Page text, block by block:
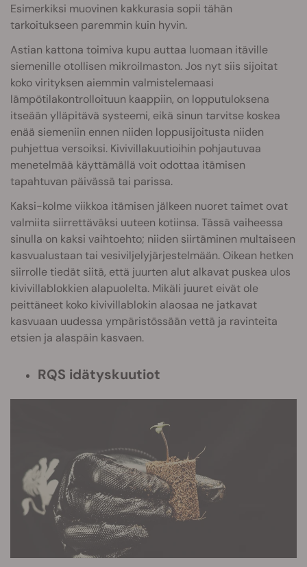
Esimerkiksi muovinen kakkurasia sopii tähän
tarkoitukseen paremmin kuin hyvin.
Astian kattona toimiva kupu auttaa luomaan itäville
siemenille otollisen mikroilmaston. Jos nyt siis sijoitat
koko virityksen aiemmin valmistelemaasi
lämpötilakontrolloituun kaappiin, on lopputuloksena
itseään ylläpitävä systeemi, eikä sinun tarvitse koskea
enää siemeniin ennen niiden loppusijoitusta niiden
puhjettua versoiksi. Kivivillakuutioihin pohjautuvaa
menetelmää käyttämällä voit odottaa itämisen
tapahtuvan päivässä tai parissa.
Kaksi-kolme viikkoa itämisen jälkeen nuoret taimet ovat
valmiita siirrettäväksi uuteen kotiinsa. Tässä vaiheessa
sinulla on kaksi vaihtoehto; niiden siirtäminen multaiseen
kasvualustaan tai vesiviljelyjärjestelmään. Oikean hetken
siirrolle tiedät siitä, että juurten alut alkavat puskea ulos
kivivillablokkien alapuolelta. Mikäli juuret eivät ole
peittäneet koko kivivillablokin alaosaa ne jatkavat
kasvuaan uudessa ympäristössään vettä ja ravinteita
etsien ja alaspäin kasvaen.
RQS idätyskuutiot